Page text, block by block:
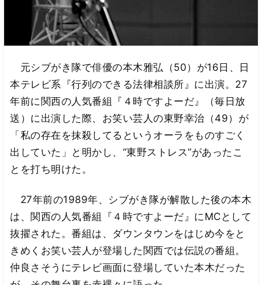
元シブがき隊で俳優の本木雅弘（50）が16日、日
本テレビ系『行列のできる法律相談所』に出演。27
年前に関西の人気番組『４時ですよーだ』（毎日放
送）に出演した際、お笑い芸人の東野幸治（49）が
「私の存在を抹殺してるというオーラをものすごく
出していた」と明かし、“東野ストレス”があったこ
とを打ち明けた。
27年前の1989年、シブがき隊が解散した後の本木
は、関西の人気番組『４時ですよーだ』にMCとして
抜擢された。番組は、ダウンタウンをはじめ今をと
きめくお笑い芸人が登場した関西では伝説の番組。
仲良さそうにテレビ画面に登場していた本木だった